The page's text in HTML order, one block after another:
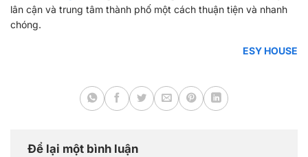
lân cận và trung tâm thành phố một cách thuận tiện và nhanh
chóng.
ESY HOUSE
Để lại một bình luận